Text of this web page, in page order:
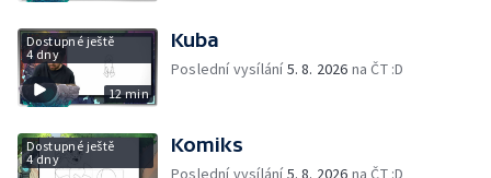
Dostupné ještě
4 dny
12 min
Kuba
Poslední vysílání5. 8. 2026 na ČT :D
Dostupné ještě
4 dny
Komiks
Poslední vysílání5. 8. 2026 na ČT :D